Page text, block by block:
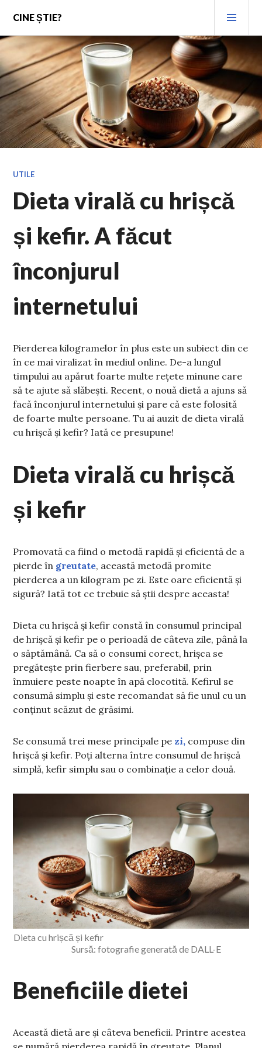
content
CINE ȘTIE?
UTILE
Dieta virală cu hrișcă
și kefir. A făcut
înconjurul
internetului
Pierderea kilogramelor în plus este un subiect din ce
în ce mai viralizat în mediul online. De-a lungul
timpului au apărut foarte multe rețete minune care
să te ajute să slăbești. Recent, o nouă dietă a ajuns să
facă înconjurul internetului și pare că este folosită
de foarte multe persoane. Tu ai auzit de dieta virală
cu hrișcă și kefir? Iată ce presupune!
Dieta virală cu hrișcă
și kefir
Promovată ca fiind o metodă rapidă și eficientă de a
pierde în greutate, această metodă promite
pierderea a un kilogram pe zi. Este oare eficientă și
sigură? Iată tot ce trebuie să știi despre aceasta!
Dieta cu hrișcă și kefir constă în consumul principal
de hrișcă și kefir pe o perioadă de câteva zile, până la
o săptămână. Ca să o consumi corect, hrișca se
pregătește prin fierbere sau, preferabil, prin
înmuiere peste noapte în apă clocotită. Kefirul se
consumă simplu și este recomandat să fie unul cu un
conținut scăzut de grăsimi.
Se consumă trei mese principale pe zi, compuse din
hrișcă și kefir. Poți alterna între consumul de hrișcă
simplă, kefir simplu sau o combinație a celor două.
Dieta cu hrișcă și kefir
Sursă: fotografie generată de DALL-E
Beneficiile dietei
Această dietă are și câteva beneficii. Printre acestea